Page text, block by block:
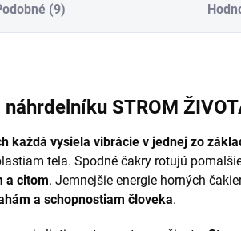
(9)
STROM
každá vysiela vibrácie v jednej zo
tela. Spodné čakry rotujú
a citom. Jemnejšie energie horných
a schopnostiam človeka.